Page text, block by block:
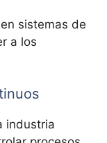
sistemas de
a los
industria